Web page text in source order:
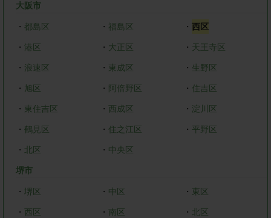
大阪市
・ 都島区 ・ 福島区 ・西区
・ 港区 ・ 大正区 ・ 天王寺区
・ 浪速区 ・ 東成区 ・ 生野区
・ 旭区 ・ 阿倍野区 ・ 住吉区
・ 東住吉区 ・ 西成区 ・ 淀川区
・ 鶴見区 ・ 住之江区 ・平野区
・ 北区 ・ 中央区
堺市
・ 堺区 ・ 中区 ・ 東区
・ 西区 ・ 南区 ・ 北区